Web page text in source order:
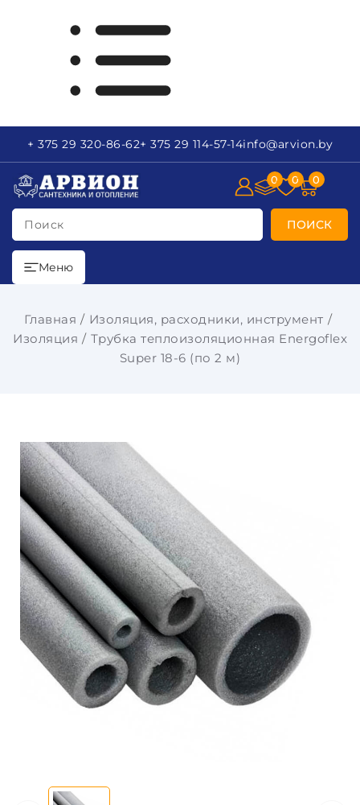
+ 375 29 320-86-62+ 375 29 114-57-14info@arvion.by
Поиск ПОИСК
0 0 0
Меню
Главная
Изоляция, расходники, инструмент
Изоляция
Трубка теплоизоляционная Energoflex
Super 18-6 (по 2 м)